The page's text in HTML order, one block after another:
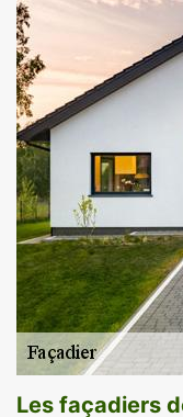
Les façadiers